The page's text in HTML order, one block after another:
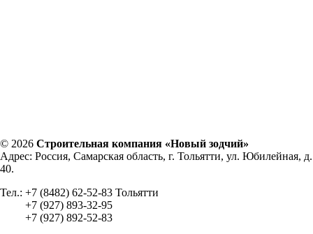
© 2026 Строительная компания «Новый зодчий»
Адрес: Россия, Самарская область, г. Тольятти, ул. Юбилейная, д.
40.
Тел.: +7 (8482) 62-52-83 Тольятти
+7 (927) 893-32-95
+7 (927) 892-52-83